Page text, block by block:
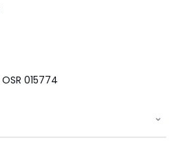
OSR 015774